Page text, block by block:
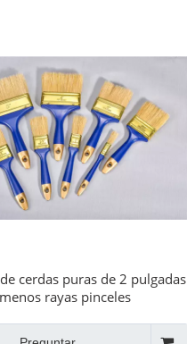
cerdas puras de 2 pulgadas
menos rayas pinceles